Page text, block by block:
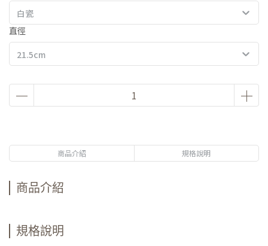
白瓷
直徑
21.5cm
商品介紹 規格說明
商品介紹
規格說明